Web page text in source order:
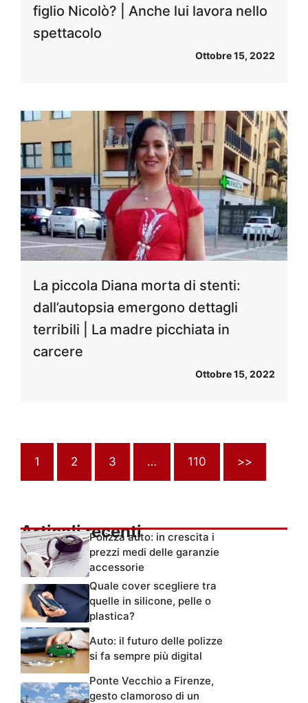
figlio Nicolò? | Anche lui lavora nello
spettacolo
Ottobre 15, 2022
La piccola Diana morta di stenti:
dall’autopsia emergono dettagli
terribili | La madre picchiata in
carcere
Ottobre 15, 2022
1 2 3 … 110 >>
Articoli recentiPolizza auto: in crescita i
prezzi medi delle garanzie
accessorie
Quale cover scegliere tra
quelle in silicone, pelle o
plastica?
Auto: il futuro delle polizze
si fa sempre più digital
Ponte Vecchio a Firenze,
gesto clamoroso di un